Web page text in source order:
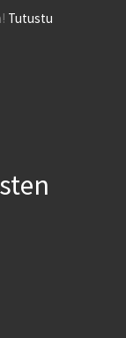
Tutustu